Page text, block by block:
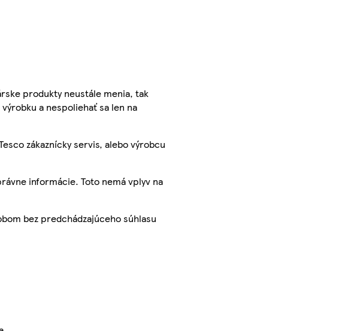
produkty neustále menia, tak
a nespoliehať sa len na
zákaznícky servis, alebo výrobcu
informácie. Toto nemá vplyv na
bez predchádzajúceho súhlasu